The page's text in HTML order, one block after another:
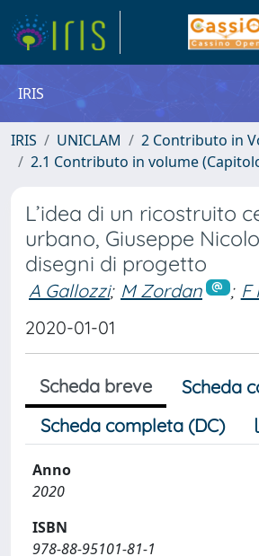
IRIS
IRIS UNICLAM
2 Contributo in
2.1 Contributo in volume
L’idea di un ricostruito
urbano, Giuseppe
disegni di progetto
A Gallozzi; M Zordan ; F
2020-01-01
Scheda breve
Scheda
Scheda completa (DC)
Anno
2020
ISBN
978-88-95101-81-1